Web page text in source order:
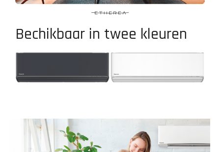
Bechikbaar in twee kleuren